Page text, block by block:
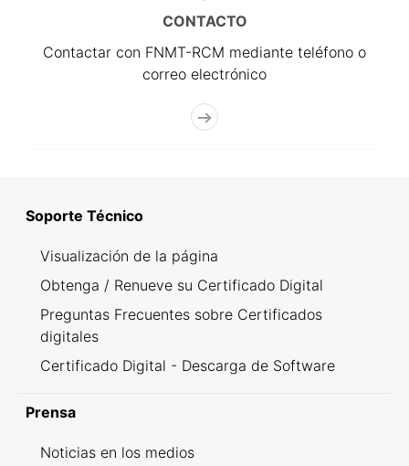
CONTACTO
Contactar con FNMT-RCM mediante teléfono o
correo electrónico
Soporte Técnico
Visualización de la página
Obtenga / Renueve su Certificado Digital
Preguntas Frecuentes sobre Certificados
digitales
Certificado Digital - Descarga de Software
Prensa
Noticias en los medios